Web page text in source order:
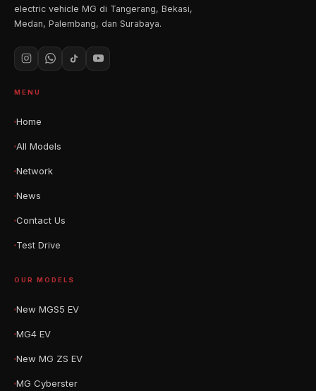
electric vehicle MG di Tangerang, Bekasi,
Medan, Palembang, dan Surabaya.
MENU
Home
All Models
Network
News
Contact Us
Test Drive
OUR MODELS
New MGS5 EV
MG4 EV
New MG ZS EV
MG Cyberster